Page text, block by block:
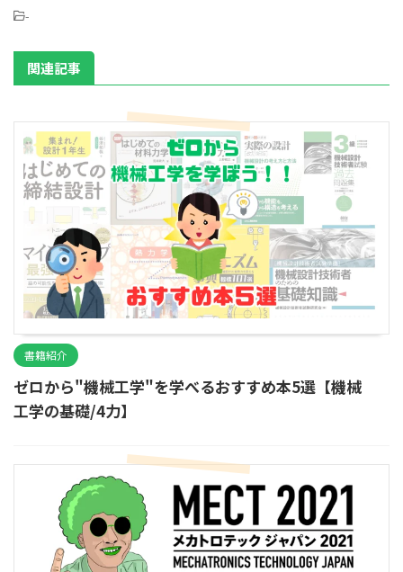
-
関連記事
書籍紹介
ゼロから"機械工学"を学べるおすすめ本5選【機械
工学の基礎/4力】